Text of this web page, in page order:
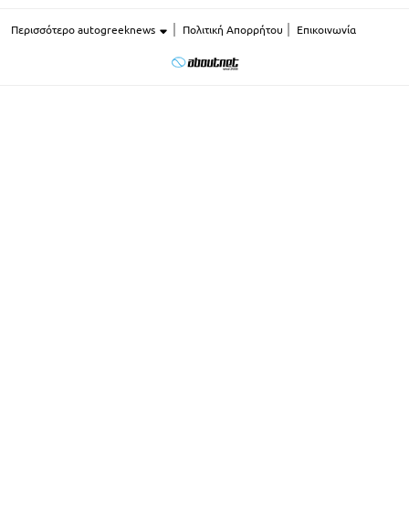
Περισσότερο autogreeknews Πολιτική Απορρήτου Επικοινωνία